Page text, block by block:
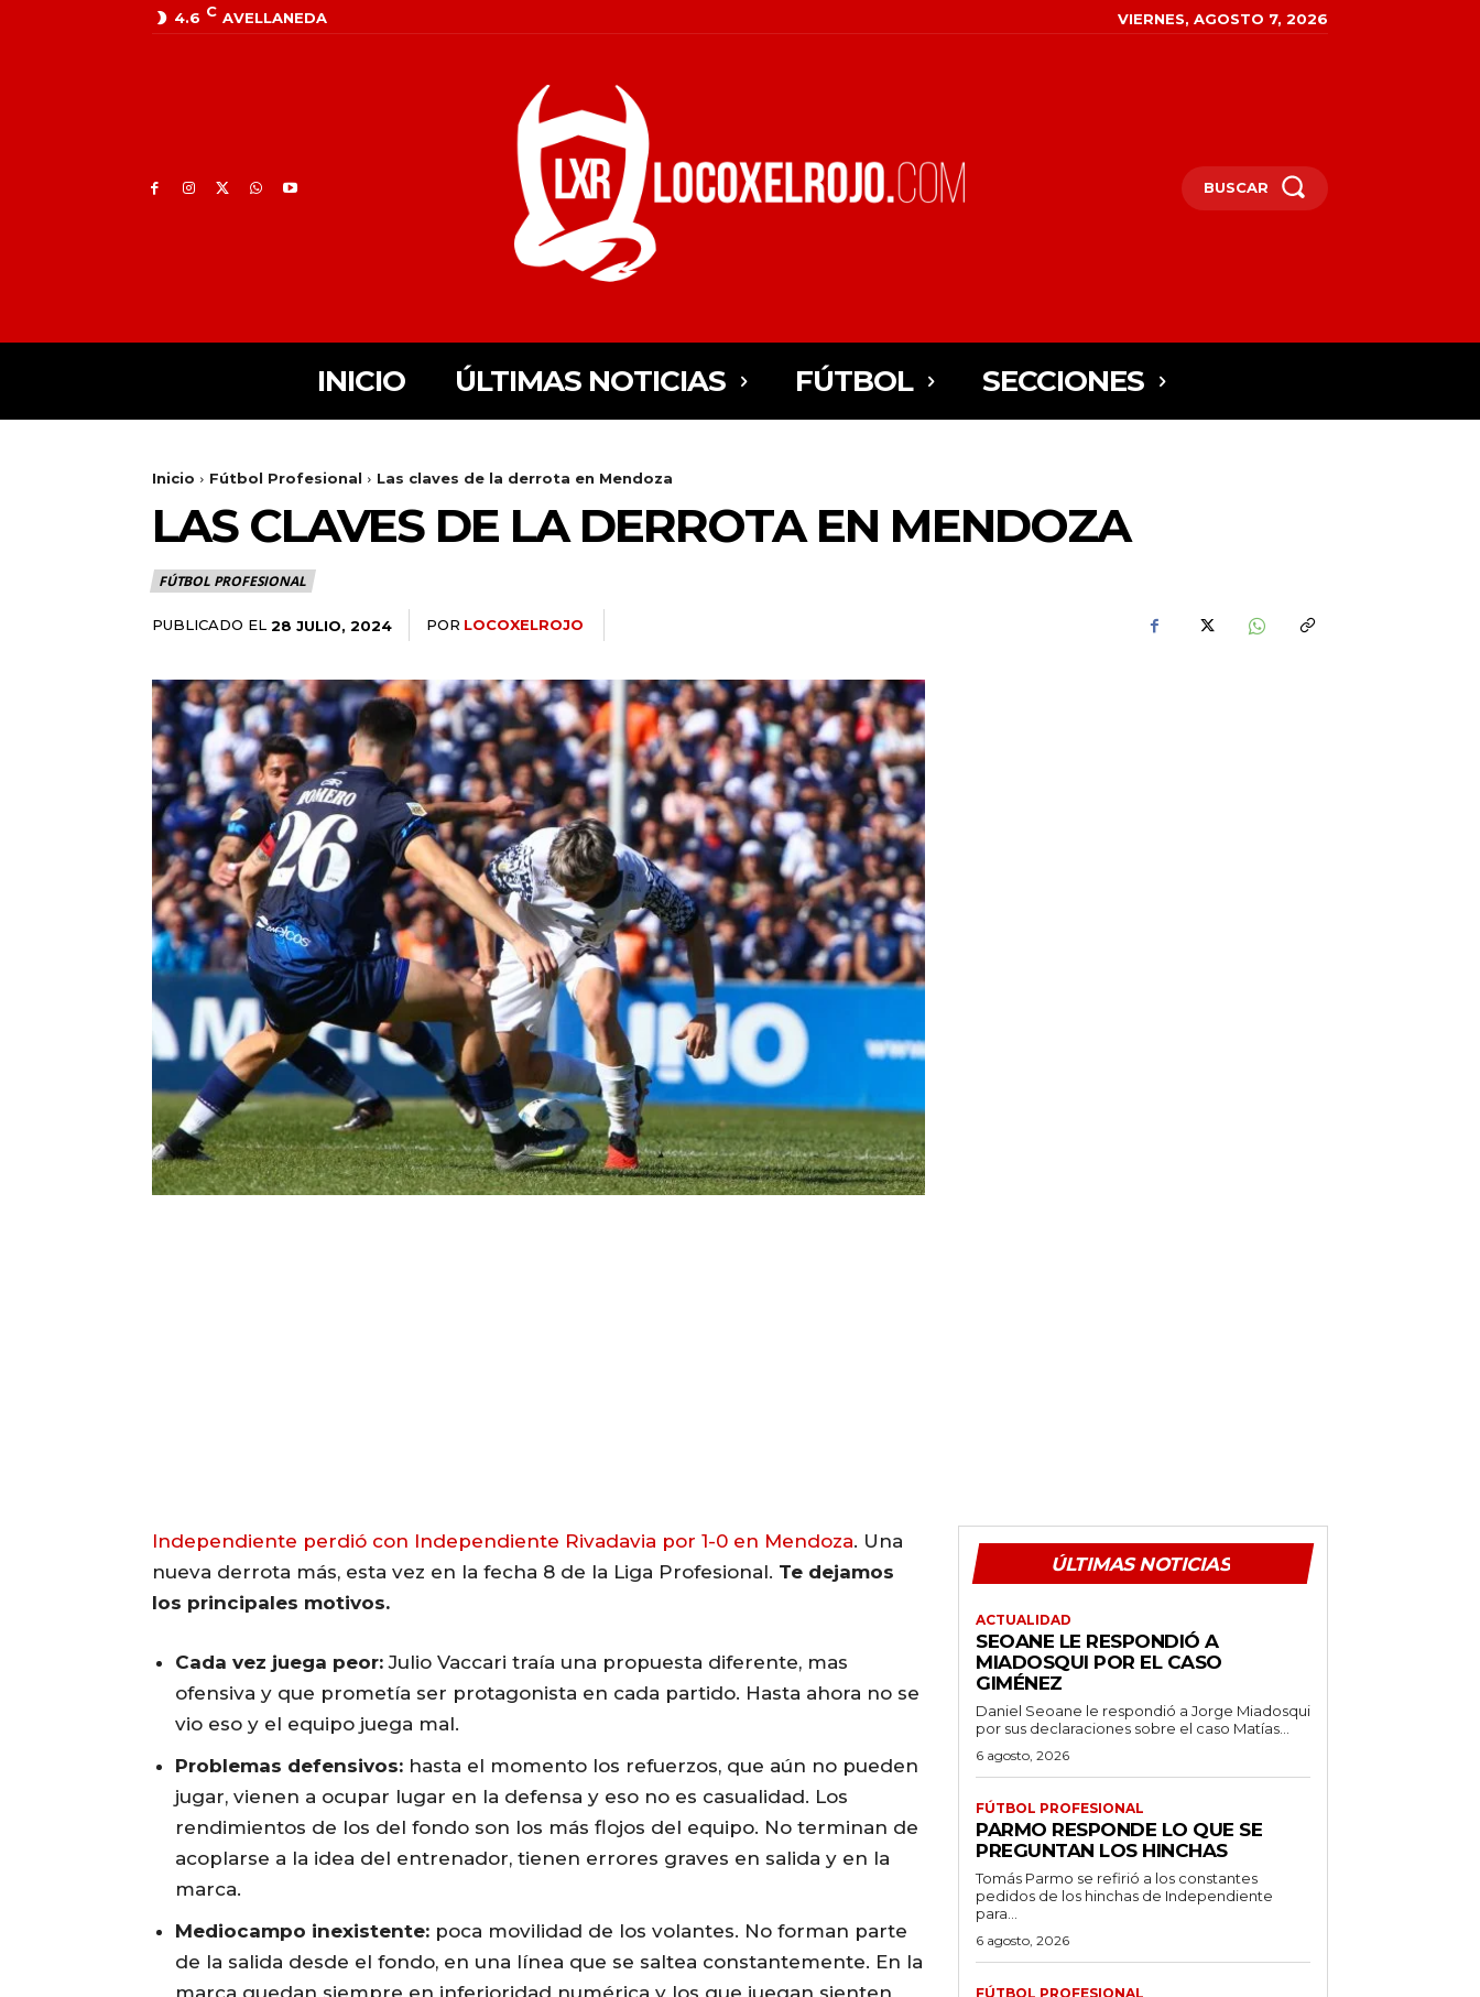
4.6 C AVELLANEDA VIERNES, AGOSTO 7, 2026
BUSCAR
INICIO ÚLTIMAS NOTICIAS FÚTBOL SECCIONES
Inicio Fútbol Profesional Las claves de la derrota en Mendoza
LAS CLAVES DE LA DERROTA EN MENDOZA
FÚTBOL PROFESIONAL
PUBLICADO EL 28 JULIO, 2024 POR LOCOXELROJO
Independiente perdió con Independiente Rivadavia por 1-0 en Mendoza. Una
nueva derrota más, esta vez en la fecha 8 de la Liga Profesional. Te dejamos
los principales motivos.
Cada vez juega peor: Julio Vaccari traía una propuesta diferente, mas
ofensiva y que prometía ser protagonista en cada partido. Hasta ahora no se
vio eso y el equipo juega mal.
Problemas defensivos: hasta el momento los refuerzos, que aún no pueden
jugar, vienen a ocupar lugar en la defensa y eso no es casualidad. Los
rendimientos de los del fondo son los más flojos del equipo. No terminan de
acoplarse a la idea del entrenador, tienen errores graves en salida y en la
marca.
Mediocampo inexistente: poca movilidad de los volantes. No forman parte
de la salida desde el fondo, en una línea que se saltea constantemente. En la
marca quedan siempre en inferioridad numérica y los que juegan sienten
ÚLTIMAS NOTICIAS
ACTUALIDAD
SEOANE LE RESPONDIÓ A
MIADOSQUI POR EL CASO
GIMÉNEZ
Daniel Seoane le respondió a Jorge Miadosqui
por sus declaraciones sobre el caso Matías...
6 agosto, 2026
FÚTBOL PROFESIONAL
PARMO RESPONDE LO QUE SE
PREGUNTAN LOS HINCHAS
Tomás Parmo se refirió a los constantes
pedidos de los hinchas de Independiente
para...
6 agosto, 2026
FÚTBOL PROFESIONAL